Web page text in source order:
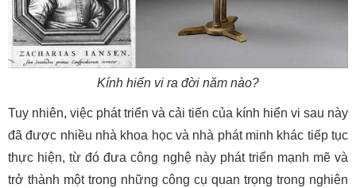
Kính hiển vi ra đời năm nào?
Tuy nhiên, việc phát triển và cải tiến của kính hiển vi sau này
đã được nhiều nhà khoa học và nhà phát minh khác tiếp tục
thực hiện, từ đó đưa công nghệ này phát triển mạnh mẽ và
trở thành một trong những công cụ quan trọng trong nghiên